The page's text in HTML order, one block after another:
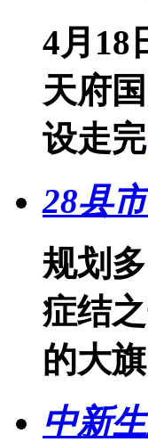
4月18
天府
设走完
28县
规划
症结
的大旗
中新